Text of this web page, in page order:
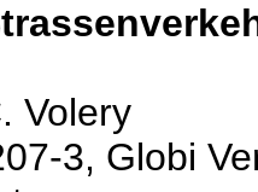
Volery
3, Globi